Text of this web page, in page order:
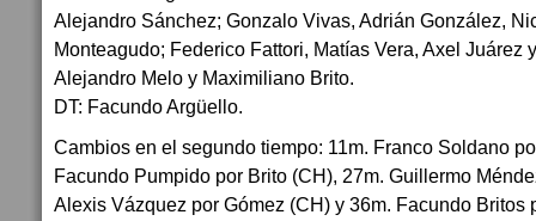
Alejandro Sánchez; Gonzalo Vivas, Adrián González,
Monteagudo; Federico Fattori, Matías Vera, Axel Juárez
Alejandro Melo y Maximiliano Brito.
DT: Facundo Argüello.
Cambios en el segundo tiempo: 11m. Franco Soldano
Facundo Pumpido por Brito (CH), 27m. Guillermo
Alexis Vázquez por Gómez (CH) y 36m. Facundo Britos